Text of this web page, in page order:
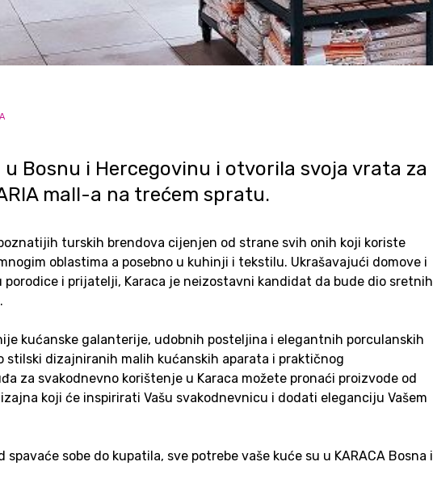
u Bosnu i Hercegovinu i otvorila svoja vrata za
mall-a na trećem spratu.
turskih brendova cijenjen od strane svih onih koji koriste
oblastima a posebno u kuhinji i tekstilu. Ukrašavajući domove i
porodice i prijatelji, Karaca je neizostavni kandidat da bude dio sretnih
kućanske galanterije, udobnih posteljina i elegantnih porculanskih
stilski dizajniranih malih kućanskih aparata i praktičnog
za svakodnevno korištenje u Karaca možete pronaći proizvode od
koji će inspirirati Vašu svakodnevnicu i dodati eleganciju Vašem
spavaće sobe do kupatila, sve potrebe vaše kuće su u KARACA Bosna i